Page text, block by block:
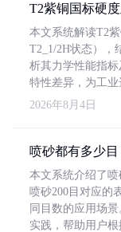
T2紫铜国标硬
本文系统解读T2
T2_1/2H状态），
析其力学性能指
特性差异，为工业
2026年8月4日
喷砂都有多少目
本文系统介绍了
喷砂200目对应的
同目数的应用场
实践，帮助用户根